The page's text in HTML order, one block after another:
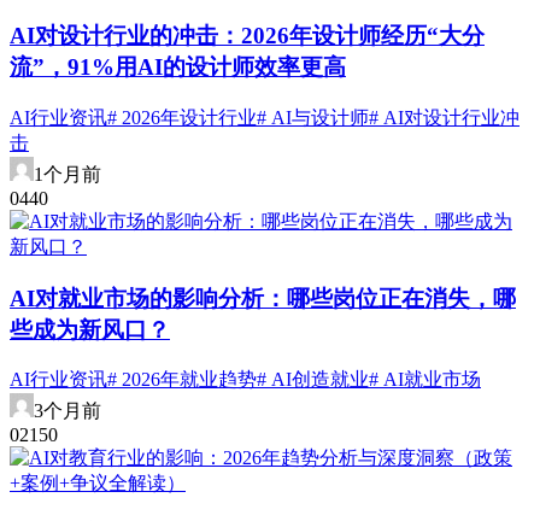
AI对设计行业的冲击：2026年设计师经历“大分
流”，91%用AI的设计师效率更高
AI行业资讯# 2026年设计行业# AI与设计师# AI对设计行业冲
击
1个月前
0440
AI对就业市场的影响分析：哪些岗位正在消失，哪
些成为新风口？
AI行业资讯# 2026年就业趋势# AI创造就业# AI就业市场
3个月前
02150